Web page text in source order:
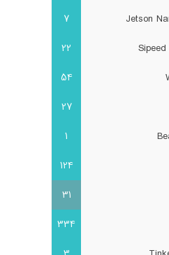
7
22
54
27
1
124
31
334